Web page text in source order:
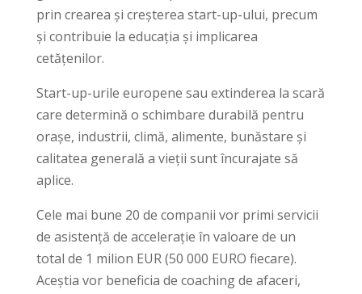
prin crearea și creșterea start-up-ului, precum
și contribuie la educația și implicarea
cetățenilor.
Start-up-urile europene sau extinderea la scară
care determină o schimbare durabilă pentru
orașe, industrii, climă, alimente, bunăstare și
calitatea generală a vieții sunt încurajate să
aplice.
Cele mai bune 20 de companii vor primi servicii
de asistență de accelerație în valoare de un
total de 1 milion EUR (50 000 EURO fiecare).
Aceștia vor beneficia de coaching de afaceri,